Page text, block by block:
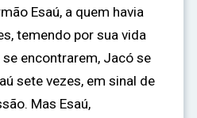
Esaú, a quem havia
temendo por sua vida
encontrarem, Jacó se
sete vezes, em sinal de
Mas Esaú,